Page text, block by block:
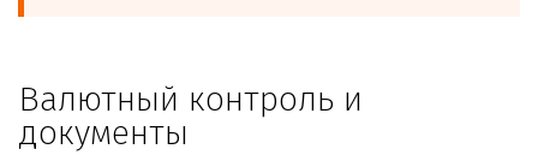
Валютный контроль и
документы